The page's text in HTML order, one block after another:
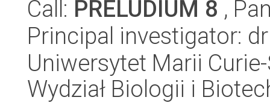
Call: PRELUDIUM 8 ,
Principal investigator:
Uniwersytet Marii
Wydział Biologii i